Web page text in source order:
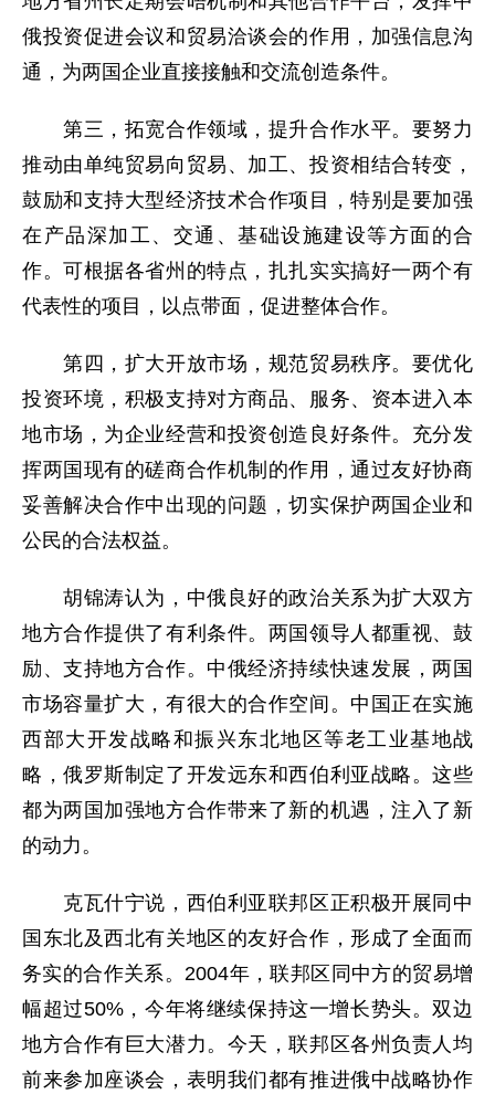
俄投资促进会议和贸易洽谈会的作用，加强信息沟
通，为两国企业直接接触和交流创造条件。
第三，拓宽合作领域，提升合作水平。要努力
推动由单纯贸易向贸易、加工、投资相结合转变，
鼓励和支持大型经济技术合作项目，特别是要加强
在产品深加工、交通、基础设施建设等方面的合
作。可根据各省州的特点，扎扎实实搞好一两个有
代表性的项目，以点带面，促进整体合作。
第四，扩大开放市场，规范贸易秩序。要优化
投资环境，积极支持对方商品、服务、资本进入本
地市场，为企业经营和投资创造良好条件。充分发
挥两国现有的磋商合作机制的作用，通过友好协商
妥善解决合作中出现的问题，切实保护两国企业和
公民的合法权益。
胡锦涛认为，中俄良好的政治关系为扩大双方
地方合作提供了有利条件。两国领导人都重视、鼓
励、支持地方合作。中俄经济持续快速发展，两国
市场容量扩大，有很大的合作空间。中国正在实施
西部大开发战略和振兴东北地区等老工业基地战
略，俄罗斯制定了开发远东和西伯利亚战略。这些
都为两国加强地方合作带来了新的机遇，注入了新
的动力。
克瓦什宁说，西伯利亚联邦区正积极开展同中
国东北及西北有关地区的友好合作，形成了全面而
务实的合作关系。2004年，联邦区同中方的贸易增
幅超过50%，今年将继续保持这一增长势头。双边
地方合作有巨大潜力。今天，联邦区各州负责人均
前来参加座谈会，表明我们都有推进俄中战略协作